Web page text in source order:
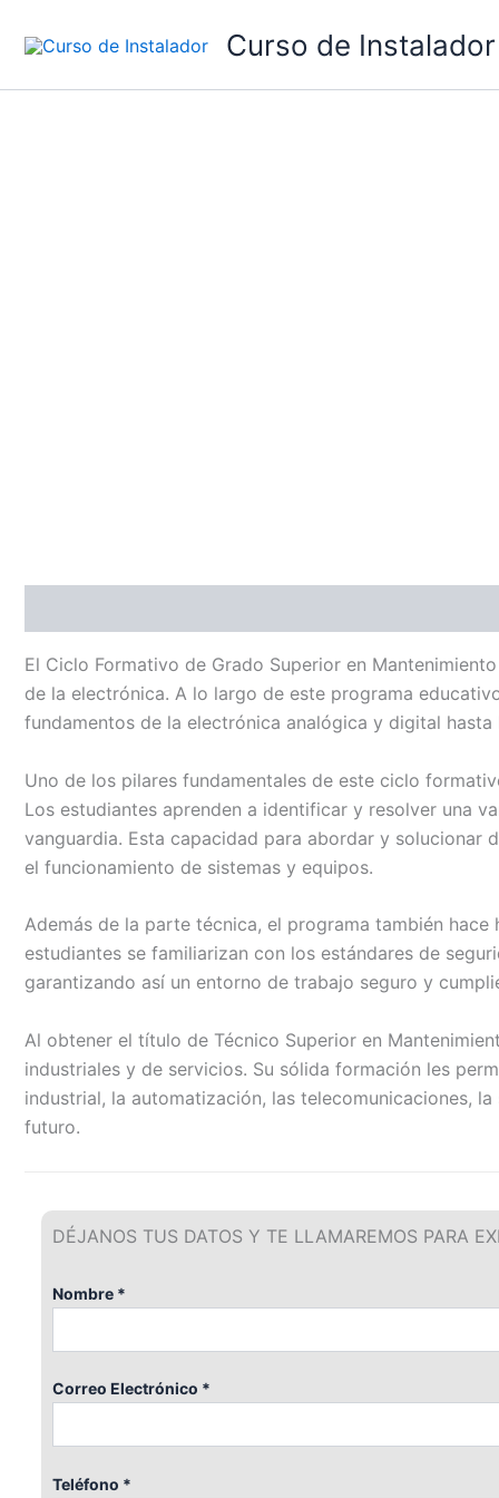
Curso de Instalador
El Ciclo Formativo de Grado Superior en
de la electrónica. A lo largo de este programa
fundamentos de la electrónica analógica y digital
Uno de los pilares fundamentales de este ciclo
Los estudiantes aprenden a identificar y resolver una
vanguardia. Esta capacidad para abordar y solucionar
el funcionamiento de sistemas y equipos.
Además de la parte técnica, el programa también
estudiantes se familiarizan con los estándares de
garantizando así un entorno de trabajo seguro y
Al obtener el título de Técnico Superior en
industriales y de servicios. Su sólida formación les
industrial, la automatización, las telecomunicaciones,
futuro.
DÉJANOS TUS DATOS Y TE LLAMAREMOS PARA
Nombre *
Correo Electrónico *
Teléfono *